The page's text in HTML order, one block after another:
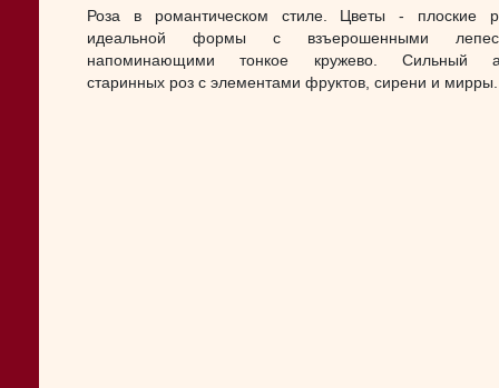
Роза в романтическом стиле. Цветы - плоские
идеальной формы с взъерошенными
напоминающими тонкое кружево. Сильный
старинных роз с элементами фруктов, сирени и мирры.